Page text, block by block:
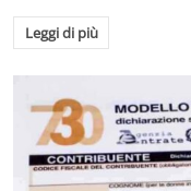
Leggi di più